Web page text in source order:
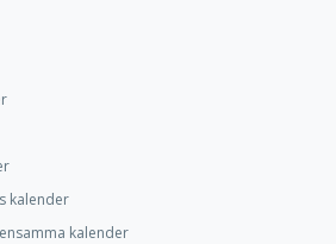
kalender
kalender